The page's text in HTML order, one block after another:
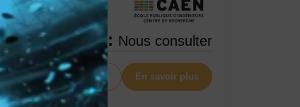
Tarif : Nous consulter
Nous contacter En savoir plus